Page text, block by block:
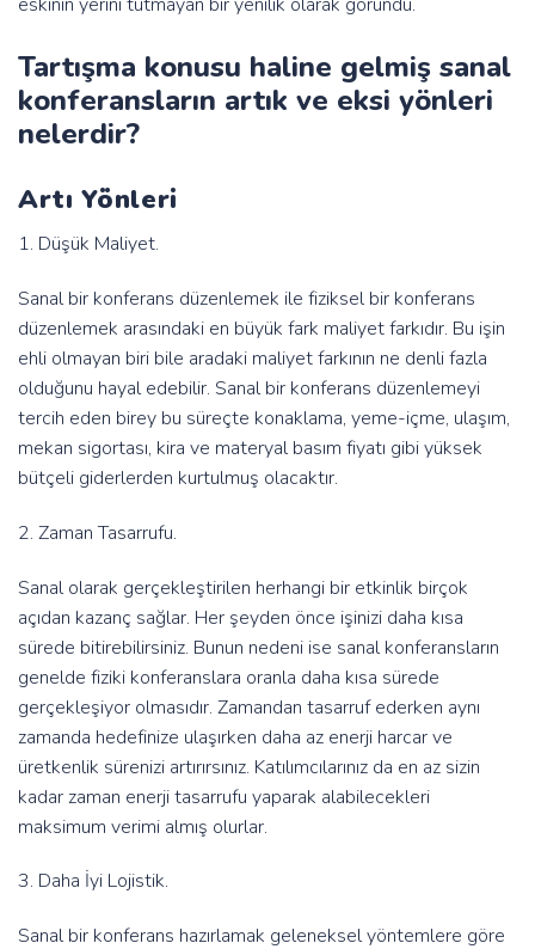
Tartışma konusu haline gelmiş sanal
konferansların artık ve eksi yönleri
nelerdir?
Artı Yönleri
1. Düşük Maliyet.
Sanal bir konferans düzenlemek ile fiziksel bir konferans
düzenlemek arasındaki en büyük fark maliyet farkıdır. Bu işin
ehli olmayan biri bile aradaki maliyet farkının ne denli fazla
olduğunu hayal edebilir. Sanal bir konferans düzenlemeyi
tercih eden birey bu süreçte konaklama, yeme-içme, ulaşım,
mekan sigortası, kira ve materyal basım fiyatı gibi yüksek
bütçeli giderlerden kurtulmuş olacaktır.
2. Zaman Tasarrufu.
Sanal olarak gerçekleştirilen herhangi bir etkinlik birçok
açıdan kazanç sağlar. Her şeyden önce işinizi daha kısa
sürede bitirebilirsiniz. Bunun nedeni ise sanal konferansların
genelde fiziki konferanslara oranla daha kısa sürede
gerçekleşiyor olmasıdır. Zamandan tasarruf ederken aynı
zamanda hedefinize ulaşırken daha az enerji harcar ve
üretkenlik sürenizi artırırsınız. Katılımcılarınız da en az sizin
kadar zaman enerji tasarrufu yaparak alabilecekleri
maksimum verimi almış olurlar.
3. Daha İyi Lojistik.
Sanal bir konferans hazırlamak geleneksel yöntemlere göre